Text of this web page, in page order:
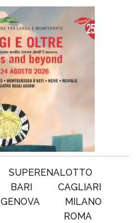
SUPERENALOTTO
BARI
CAGLIARI
GENOVA
MILANO
ROMA